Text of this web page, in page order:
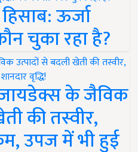
ऊर्जा
चुका रहा है?
के जैविक
की तस्वीर,
उपज में भी हुई